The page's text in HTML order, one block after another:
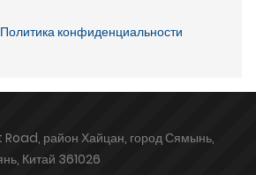
Политика конфиденциальности
район Хайцан, город Сямынь,
Китай 361026